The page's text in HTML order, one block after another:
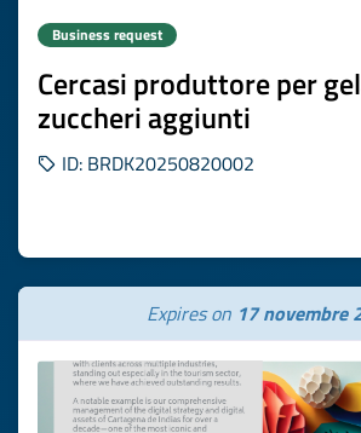
Business request
Cercasi produttore per
zuccheri aggiunti
ID: BRDK20250820002
Expires on 17 novembre